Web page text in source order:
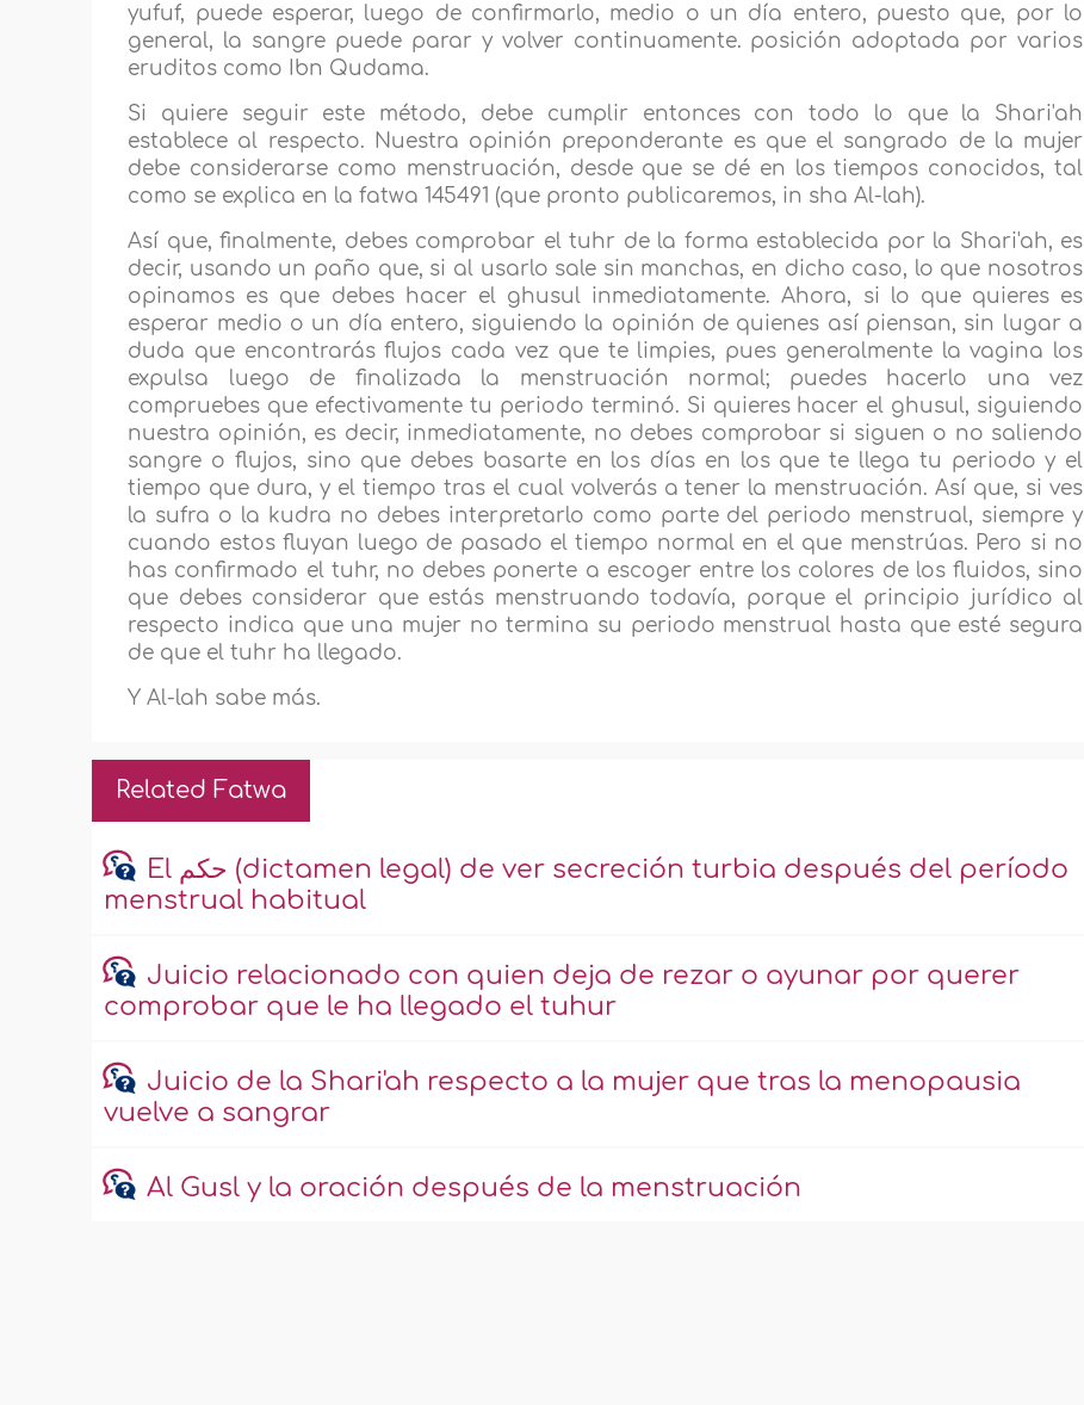
yufuf, puede esperar, luego de confirmarlo, medio o un día entero, puesto que, por lo
general, la sangre puede parar y volver continuamente. posición adoptada por varios
eruditos como Ibn Qudama.
Si quiere seguir este método, debe cumplir entonces con todo lo que la Shari'ah
establece al respecto. Nuestra opinión preponderante es que el sangrado de la mujer
debe considerarse como menstruación, desde que se dé en los tiempos conocidos, tal
como se explica en la fatwa 145491 (que pronto publicaremos, in sha Al-lah).
Así que, finalmente, debes comprobar el tuhr de la forma establecida por la Shari'ah, es
decir, usando un paño que, si al usarlo sale sin manchas, en dicho caso, lo que nosotros
opinamos es que debes hacer el ghusul inmediatamente. Ahora, si lo que quieres es
esperar medio o un día entero, siguiendo la opinión de quienes así piensan, sin lugar a
duda que encontrarás flujos cada vez que te limpies, pues generalmente la vagina los
expulsa luego de finalizada la menstruación normal; puedes hacerlo una vez
compruebes que efectivamente tu periodo terminó. Si quieres hacer el ghusul, siguiendo
nuestra opinión, es decir, inmediatamente, no debes comprobar si siguen o no saliendo
sangre o flujos, sino que debes basarte en los días en los que te llega tu periodo y el
tiempo que dura, y el tiempo tras el cual volverás a tener la menstruación. Así que, si ves
la sufra o la kudra no debes interpretarlo como parte del periodo menstrual, siempre y
cuando estos fluyan luego de pasado el tiempo normal en el que menstrúas. Pero si no
has confirmado el tuhr, no debes ponerte a escoger entre los colores de los fluidos, sino
que debes considerar que estás menstruando todavía, porque el principio jurídico al
respecto indica que una mujer no termina su periodo menstrual hasta que esté segura
de que el tuhr ha llegado.
Y Al-lah sabe más.
Related Fatwa
El حكم (dictamen legal) de ver secreción turbia después del período
menstrual habitual
Juicio relacionado con quien deja de rezar o ayunar por querer
comprobar que le ha llegado el tuhur
Juicio de la Shari'ah respecto a la mujer que tras la menopausia
vuelve a sangrar
Al Gusl y la oración después de la menstruación